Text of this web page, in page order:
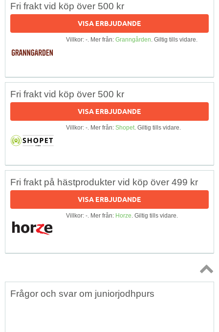
Fri frakt vid köp över 500 kr
VISA ERBJUDANDE
Villkor: -. Mer från: Granngården. Giltig tills vidare.
Fri frakt vid köp över 500 kr
VISA ERBJUDANDE
Villkor: -. Mer från: Shopet. Giltig tills vidare.
Fri frakt på hästprodukter vid köp över 499 kr
VISA ERBJUDANDE
Villkor: -. Mer från: Horze. Giltig tills vidare.
Topp
Frågor och svar om juniorjodhpurs